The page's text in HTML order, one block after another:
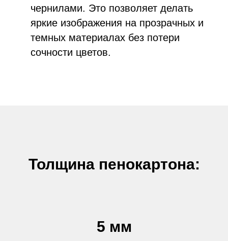
чернилами. Это позволяет делать
яркие изображения на прозрачных и
темных материалах без потери
сочности цветов.
Толщина пенокартона:
5 мм